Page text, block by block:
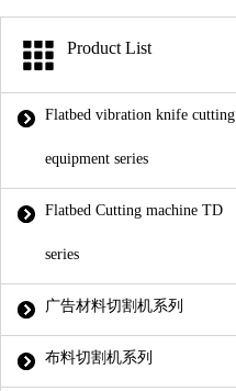
Product List
Flatbed vibration knife cutting
equipment series
Flatbed Cutting machine TD
series
广告材料切割机系列
布料切割机系列